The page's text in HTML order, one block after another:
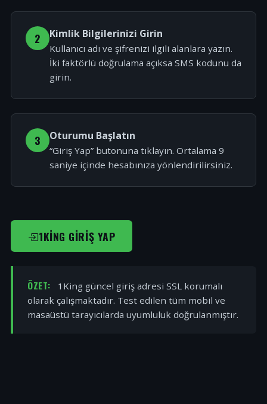
2 Kimlik Bilgilerinizi Girin
Kullanıcı adı ve şifrenizi ilgili alanlara yazın.
İki faktörlü doğrulama açıksa SMS kodunu da
girin.
3 Oturumu Başlatın
“Giriş Yap” butonuna tıklayın. Ortalama 9
saniye içinde hesabınıza yönlendirilirsiniz.
1KING GIRIŞ YAP
ÖZET:
1King güncel giriş adresi SSL korumalı
olarak çalışmaktadır. Test edilen tüm mobil ve
masaüstü tarayıcılarda uyumluluk doğrulanmıştır.